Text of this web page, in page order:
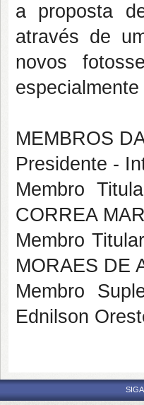
a proposta
através de
novos
MEMBROS
Presidente -
Membro
CORREA
Membro
MORAES DE
Membro
Ednilson